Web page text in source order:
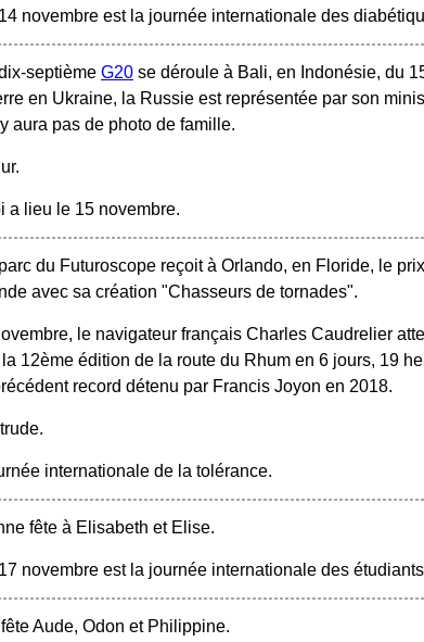
novembre est la journée internationale des
septième G20 se déroule à Bali, en Indonésie, du
en Ukraine, la Russie est représentée par son
aura pas de photo de famille.
a lieu le 15 novembre.
du Futuroscope reçoit à Orlando, en Floride, le
avec sa création "Chasseurs de tornades".
le navigateur français Charles Caudrelier
12ème édition de la route du Rhum en 6 jours, 19
record détenu par Francis Joyon en 2018.
internationale de la tolérance.
fête à Elisabeth et Elise.
novembre est la journée internationale des
Aude, Odon et Philippine.